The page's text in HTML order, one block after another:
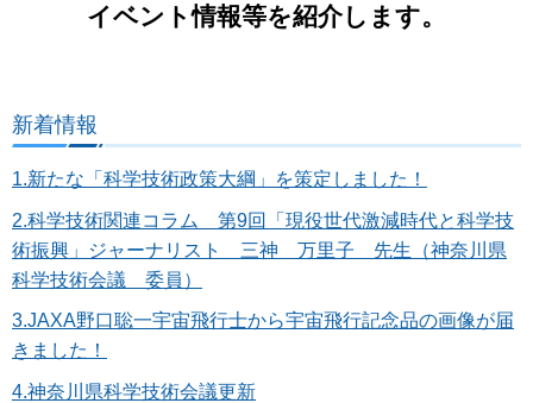
イベント情報等を紹介します。
新着情報
1.新たな「科学技術政策大綱」を策定しました！
2.科学技術関連コラム 第9回「現役世代激減時代と科学技
術振興」ジャーナリスト 三神 万里子 先生（神奈川県
科学技術会議 委員）
3.JAXA野口聡一宇宙飛行士から宇宙飛行記念品の画像が届
きました！
4.神奈川県科学技術会議更新